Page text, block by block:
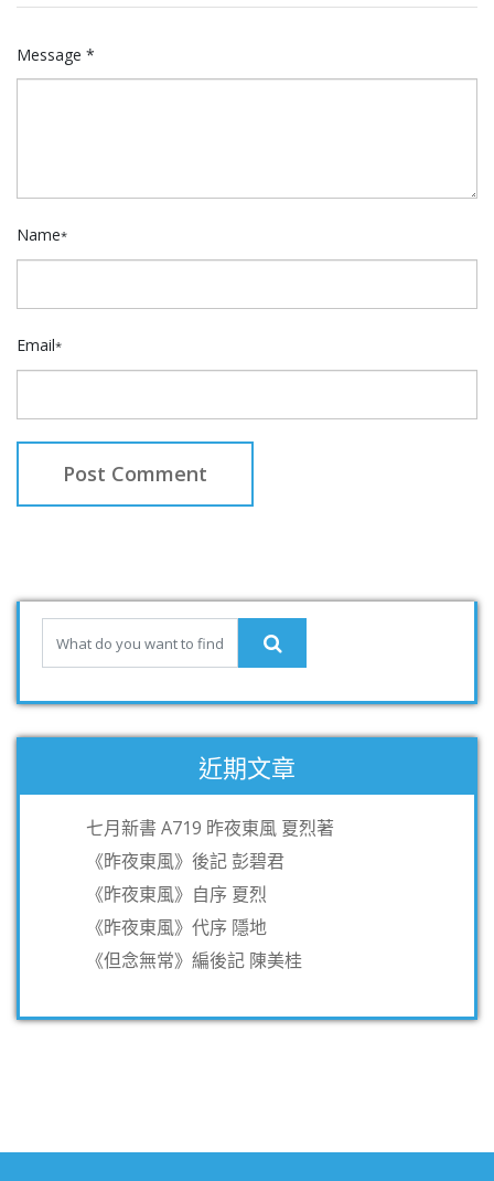
Message *
Name*
Email*
近期文章
七月新書 A719 昨夜東風 夏烈著
《昨夜東風》後記 彭碧君
《昨夜東風》自序 夏烈
《昨夜東風》代序 隱地
《但念無常》編後記 陳美桂